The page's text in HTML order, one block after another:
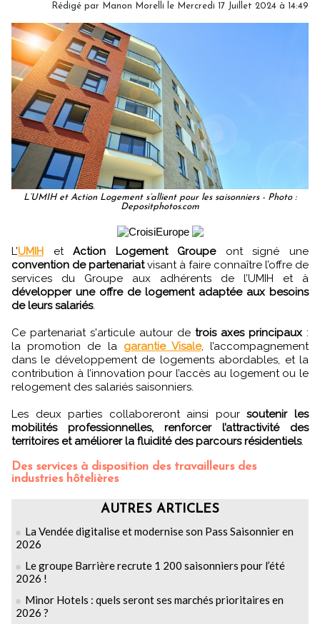
Rédigé par Manon Morelli le Mercredi 17 Juillet 2024 à 14:49
L’UMIH et Action Logement s’allient pour les saisonniers - Photo :
Depositphotos.com
L’UMIH etAction Logement Groupeont signé une
convention de partenariatvisant à faire connaître l’offre de
services du Groupe aux adhérents de l’UMIH et à
développer une offre de logement adaptée aux besoins
de leurs salariés.
Ce partenariat s'articule autour de trois axes principaux :
la promotion de la garantie Visale, l’accompagnement
dans le développement de logements abordables, et la
contribution à l’innovation pour l’accès au logement ou le
relogement des salariés saisonniers.
Les deux parties collaboreront ainsi poursoutenir les
mobilités professionnelles, renforcer l’attractivité des
territoires et améliorer la fluidité des parcours résidentiels.
Des services à disposition des travailleurs des
industries hôtelières
AUTRES ARTICLES
La Vendée digitalise et modernise son Pass Saisonnier en
2026
Le groupe Barrière recrute 1 200 saisonniers pour l’été
2026 !
Minor Hotels : quels seront ses marchés prioritaires en
2026 ?